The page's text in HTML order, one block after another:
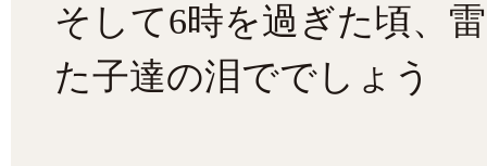
そして6時を過ぎた頃、
た子達の泪ででしょう